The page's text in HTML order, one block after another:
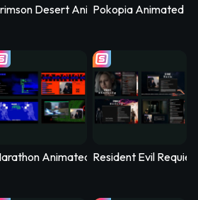
Stream Overlay – Logistica
Desert Animated Stream
Pokopia Animated
- SYS_CORE
Animated Stream Overlay -
Resident Evil